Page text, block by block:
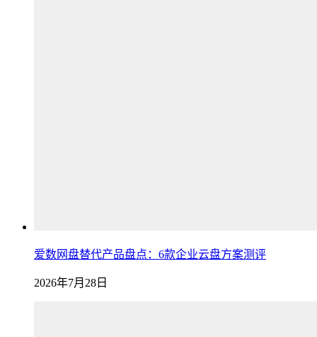
爱数网盘替代产品盘点：6款企业云盘方案测评
2026年7月28日